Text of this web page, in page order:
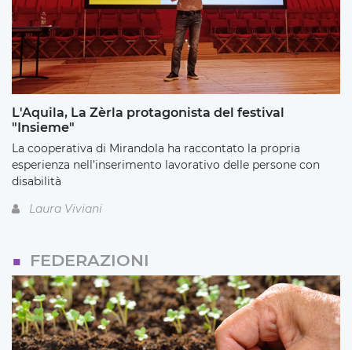
L'Aquila, La Zèrla protagonista del festival
"Insieme"
La cooperativa di Mirandola ha raccontato la propria
esperienza nell’inserimento lavorativo delle persone con
disabilità
Laura Viviani
FEDERAZIONI